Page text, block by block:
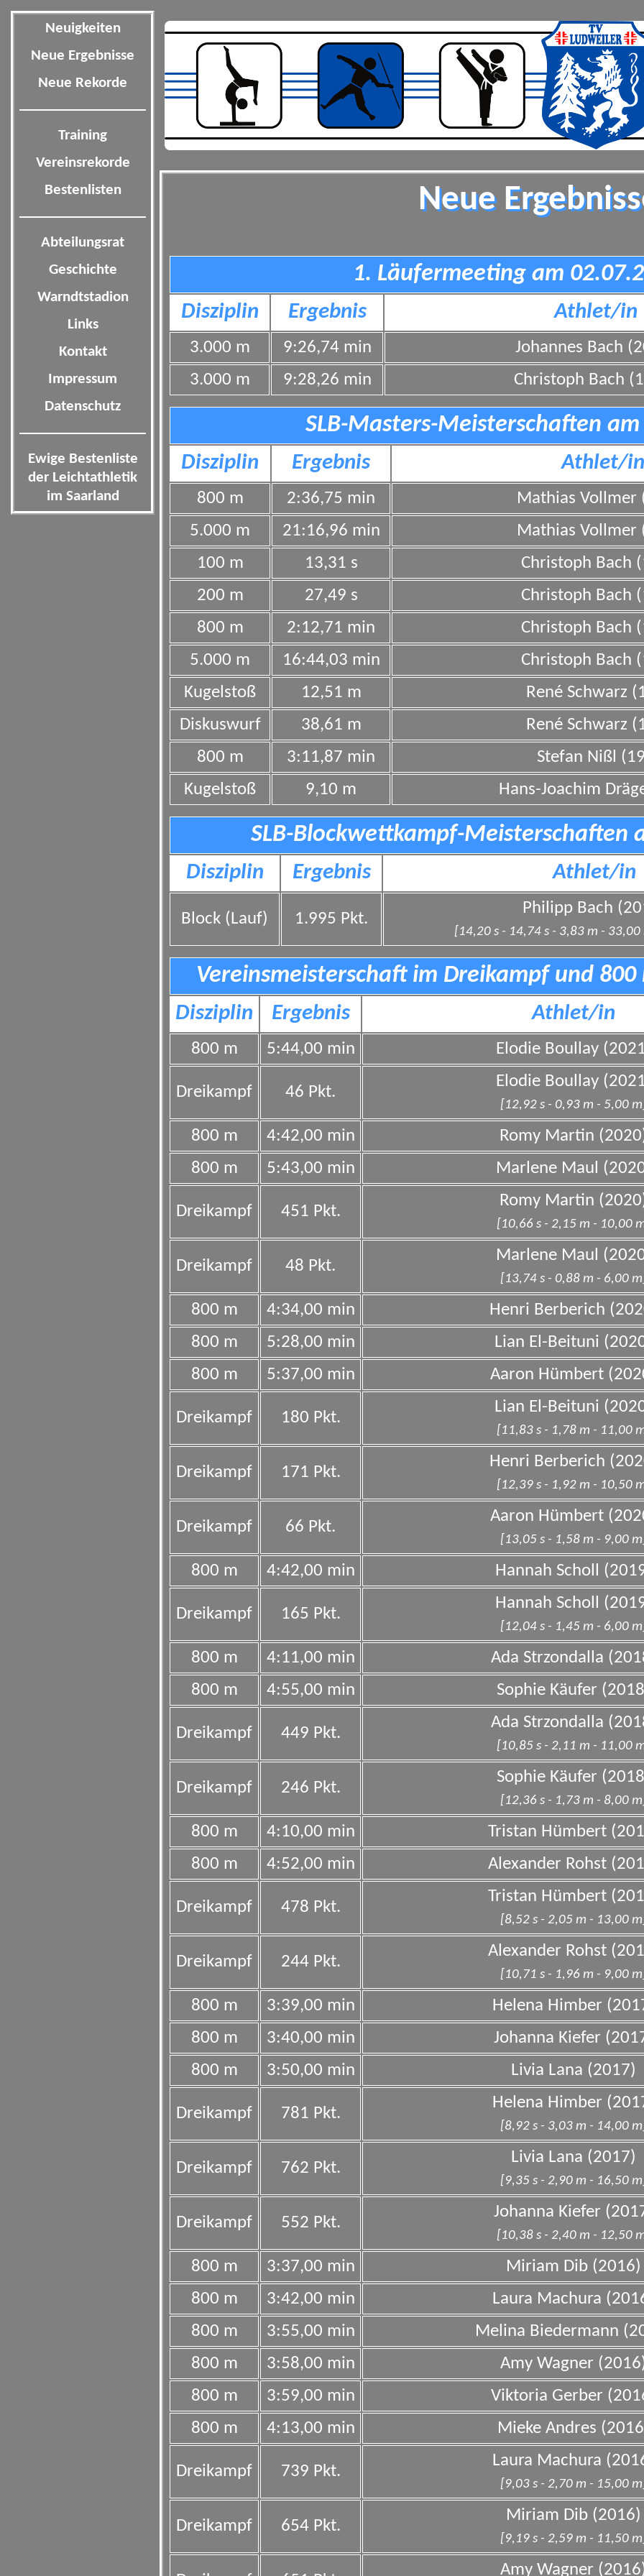
Neuigkeiten
Neue Ergebnisse
Neue Rekorde
Training
Vereinsrekorde
Bestenlisten
Abteilungsrat
Geschichte
Warndtstadion
Links
Kontakt
Impressum
Datenschutz
Ewige Bestenliste
der Leichtathletik
im Saarland
Neue
1. Läufermeeting am
Disziplin Ergebnis Athlet/in
3.000 m 9:26,74 min Johannes Bach
3.000 m
9:28,26 min Christoph Bach
SLB-Masters-Meisterschaften
Disziplin Ergebnis Athlet/in
800 m 2:36,75 min Mathias Vollmer
5.000 m
21:16,96 min Mathias Vollmer
100 m
13,31 s Christoph Bach
200 m
27,49 s Christoph Bach
800 m
2:12,71 min Christoph Bach
5.000 m
16:44,03 min Christoph Bach
Kugelstoß
12,51 m René Schwarz
Diskuswurf
38,61 m René Schwarz
800 m
3:11,87 min Stefan Nißl
Kugelstoß
9,10 m Hans-Joachim
SLB-Blockwettkampf-Meisterschaften
Disziplin Ergebnis Athlet/in
Block (Lauf) 1.995 Pkt.
Philipp Bach
[14,20 s - 14,74 s - 3,83 m -
Vereinsmeisterschaft im Dreikampf und
Disziplin Ergebnis Athlet/in
800 m 5:44,00 min Elodie Boullay
Dreikampf 46 Pkt.
Elodie Boullay
[12,92 s - 0,93 m - 5,00
800 m 4:42,00 min Romy Martin
800 m
5:43,00 min Marlene Maul
Dreikampf 451 Pkt.
Romy Martin
[10,66 s - 2,15 m - 10,00
Dreikampf 48 Pkt.
Marlene Maul
[13,74 s - 0,88 m - 6,00
800 m 4:34,00 min Henri Berberich
800 m
5:28,00 min Lian El-Beituni
800 m
5:37,00 min Aaron Hümbert
Dreikampf 180 Pkt.
Lian El-Beituni
[11,83 s - 1,78 m - 11,00
Dreikampf 171 Pkt.
Henri Berberich
[12,39 s - 1,92 m - 10,50
Dreikampf 66 Pkt.
Aaron Hümbert
[13,05 s - 1,58 m - 9,00
800 m 4:42,00 min Hannah Scholl
Dreikampf 165 Pkt.
Hannah Scholl
[12,04 s - 1,45 m - 6,00
800 m 4:11,00 min Ada Strzondalla
800 m
4:55,00 min Sophie Käufer
Dreikampf 449 Pkt.
Ada Strzondalla
[10,85 s - 2,11 m - 11,00
Dreikampf 246 Pkt.
Sophie Käufer
[12,36 s - 1,73 m - 8,00
800 m 4:10,00 min Tristan Hümbert
800 m
4:52,00 min Alexander Rohst
Dreikampf 478 Pkt.
Tristan Hümbert
[8,52 s - 2,05 m - 13,00
Dreikampf 244 Pkt.
Alexander Rohst
[10,71 s - 1,96 m - 9,00
800 m 3:39,00 min Helena Himber
800 m
3:40,00 min Johanna Kiefer
800 m
3:50,00 min Livia Lana (2017)
Dreikampf 781 Pkt.
Helena Himber
[8,92 s - 3,03 m - 14,00
Dreikampf 762 Pkt.
Livia Lana (2017)
[9,35 s - 2,90 m - 16,50
Dreikampf 552 Pkt.
Johanna Kiefer
[10,38 s - 2,40 m - 12,50
800 m 3:37,00 min Miriam Dib (2016)
800 m
3:42,00 min Laura Machura
800 m
3:55,00 min Melina Biedermann
800 m
3:58,00 min Amy Wagner
800 m
3:59,00 min Viktoria Gerber
800 m
4:13,00 min Mieke Andres
Dreikampf 739 Pkt.
Laura Machura
[9,03 s - 2,70 m - 15,00
Dreikampf 654 Pkt.
Miriam Dib (2016)
[9,19 s - 2,59 m - 11,50
Amy Wagner